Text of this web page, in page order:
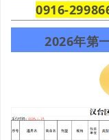
0916-
2026年第